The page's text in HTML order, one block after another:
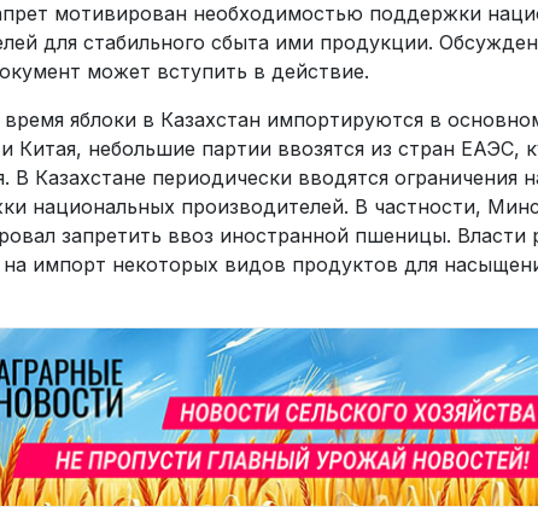
мотивирован необходимостью поддержки
для стабильного сбыта ими продукции.
может вступить в действие.
яблоки в Казахстан импортируются в
и Китая, небольшие партии ввозятся из стран ЕАЭС,
В Казахстане периодически вводятся ограничения
национальных производителей. В частности,
запретить ввоз иностранной пшеницы. Власти
на импорт некоторых видов продуктов для